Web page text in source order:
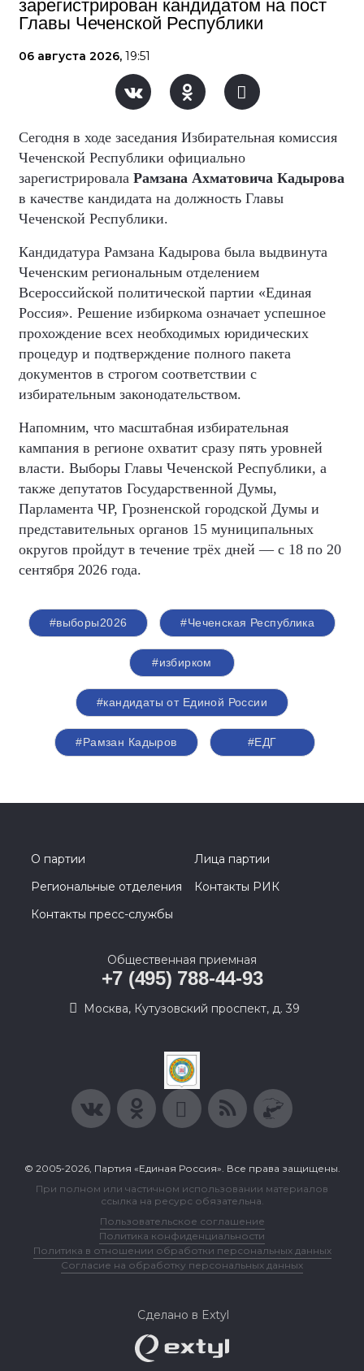
зарегистрирован кандидатом на пост
Главы Чеченской Республики
06 августа 2026, 19:51
Сегодня в ходе заседания Избирательная комиссия
Чеченской Республики официально
зарегистрировала Рамзана Ахматовича Кадырова
в качестве кандидата на должность Главы
Чеченской Республики.
Кандидатура Рамзана Кадырова была выдвинута
Чеченским региональным отделением
Всероссийской политической партии «Единая
Россия». Решение избиркома означает успешное
прохождение всех необходимых юридических
процедур и подтверждение полного пакета
документов в строгом соответствии с
избирательным законодательством.
Напомним, что масштабная избирательная
кампания в регионе охватит сразу пять уровней
власти. Выборы Главы Чеченской Республики, а
также депутатов Государственной Думы,
Парламента ЧР, Грозненской городской Думы и
представительных органов 15 муниципальных
округов пройдут в течение трёх дней — с 18 по 20
сентября 2026 года.
#выборы2026 #Чеченская Республика
#избирком
#кандидаты от Единой России
#Рамзан Кадыров #ЕДГ
О партии
Лица партии
Региональные отделения
Контакты РИК
Контакты пресс-службы
Общественная приемная
+7 (495) 788-44-93
Москва, Кутузовский проспект, д. 39
© 2005-2026, Партия «Единая Россия». Все права защищены.
При полном или частичном использовании материалов
ссылка на ресурс обязательна.
Пользовательское соглашение
Политика конфиденциальности
Политика в отношении обработки персональных данных
Согласие на обработку персональных данных
Сделано в Extyl